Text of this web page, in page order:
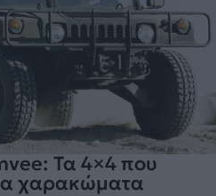
Τα 4×4 που
χαρακώματα